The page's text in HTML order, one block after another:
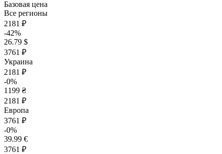
Базовая цена
Все регионы
2181 ₽
-42%
26.79 $
3761 ₽
Украина
2181 ₽
-0%
1199 ₴
2181 ₽
Европа
3761 ₽
-0%
39.99 €
3761 ₽